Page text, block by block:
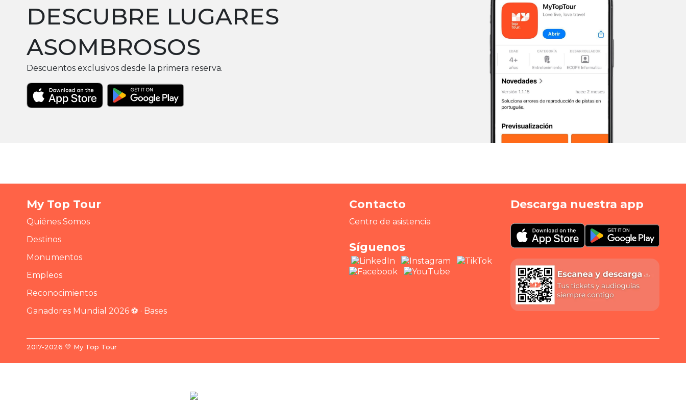
DESCUBRE LUGARES
ASOMBROSOS
Descuentos exclusivos desde la primera reserva.
My Top Tour
Quiénes Somos
Destinos
Monumentos
Empleos
Reconocimientos
Ganadores Mundial 2026 ⚽ · Bases
Contacto
Centro de asistencia
Síguenos
Descarga nuestra app
2017-2026 💛 My Top Tour